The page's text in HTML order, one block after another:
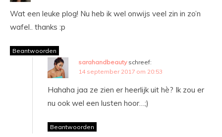
Wat een leuke plog! Nu heb ik wel onwijs veel zin in zo’n
wafel.. thanks :p
Beantwoorden
sarahandbeauty schreef:
14 september 2017 om 20:53
Hahaha jaa ze zien er heerlijk uit hè? Ik zou er
nu ook wel een lusten hoor…;)
Beantwoorden